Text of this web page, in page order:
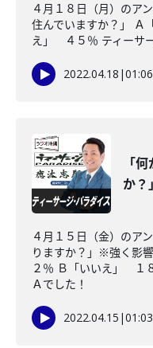
４月１８日（月）のア
住んでいますか？」
え」 ４５％ ティーサ
2022.04.18 |
「
か？
４月１５日（金）のア
りますか？」※強く影
２％ Ｂ「いいえ」 １
Ａでした！
2022.04.15 |